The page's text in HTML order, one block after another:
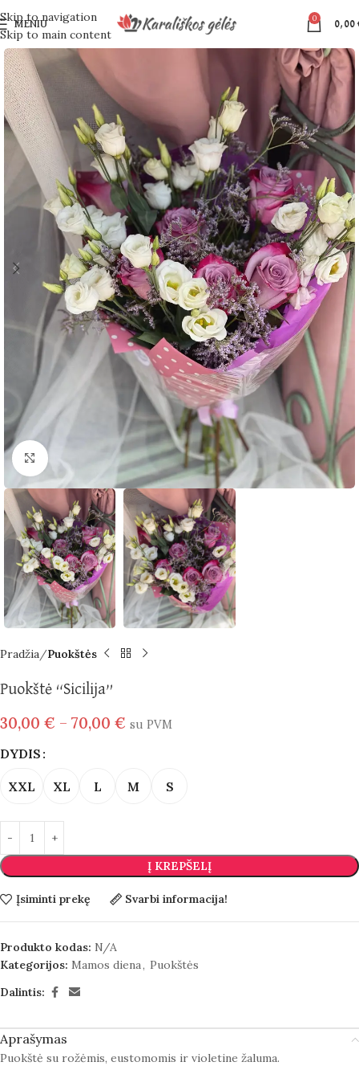
Skip to navigation
Skip to main content
MENIU
0
0,00
Spustelėkite norėdami padidinti
Pradžia Puokštės
Puokštė “Sicilija”
30,00 € – 70,00 € su PVM
DYDIS
XXL XL L M S
Į KREPŠELĮ
Įsiminti prekę Svarbi informacija!
Produkto kodas: N/A
Kategorijos: Mamos diena, Puokštės
Dalintis:
Aprašymas
Puokštė su rožėmis, eustomomis ir violetine žaluma.